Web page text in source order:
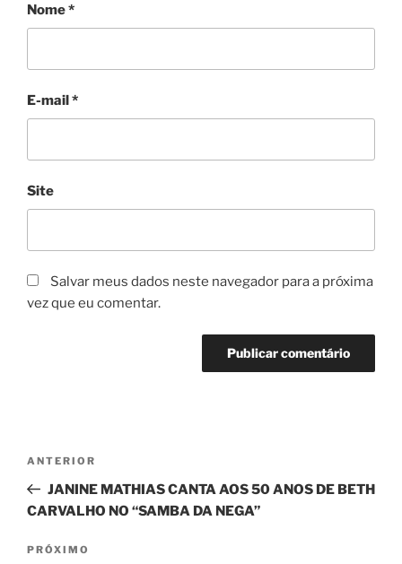
Nome*
E-mail*
Site
Salvar meus dados neste navegador para a próxima
vez que eu comentar.
Post
Post
anterior
ANTERIOR
JANINE MATHIAS CANTA AOS 50 ANOS DE BETH
CARVALHO NO “SAMBA DA NEGA”
Próximo
PRÓXIMO